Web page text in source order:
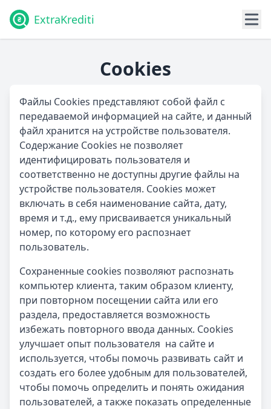
ExtraKrediti
Cookies
Файлы Cookies представляют собой файл с
передаваемой информацией на сайте, и данный
файл хранится на устройстве пользователя.
Содержание Cookies не позволяет
идентифицировать пользователя и
соответственно не доступны другие файлы на
устройстве пользователя. Cookies может
включать в себя наименование сайта, дату,
время и т.д., ему присваивается уникальный
номер, по которому его распознает
пользователь.
Сохраненные cookies позволяют распознать
компьютер клиента, таким образом клиенту,
при повторном посещении сайта или его
раздела, предоставляется возможность
избежать повторного ввода данных. Сookies
улучшает опыт пользователя на сайте и
используется, чтобы помочь развивать сайт и
создать его более удобным для пользователей,
чтобы помочь определить и понять ожидания
пользователей, а также показать определенные